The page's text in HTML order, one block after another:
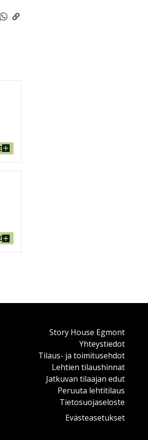
Story House Egmont
Yhteystiedot
Tilaus- ja toimitusehdot
Lehtien tilaushinnat
Jatkuvan tilaajan edut
Peruuta lehtitilaus
Tietosuojaseloste
Evästeasetukset